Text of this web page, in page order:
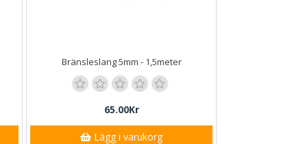
Bränsleslang 5mm - 1,5meter
65.00Kr
Lägg i varukorg